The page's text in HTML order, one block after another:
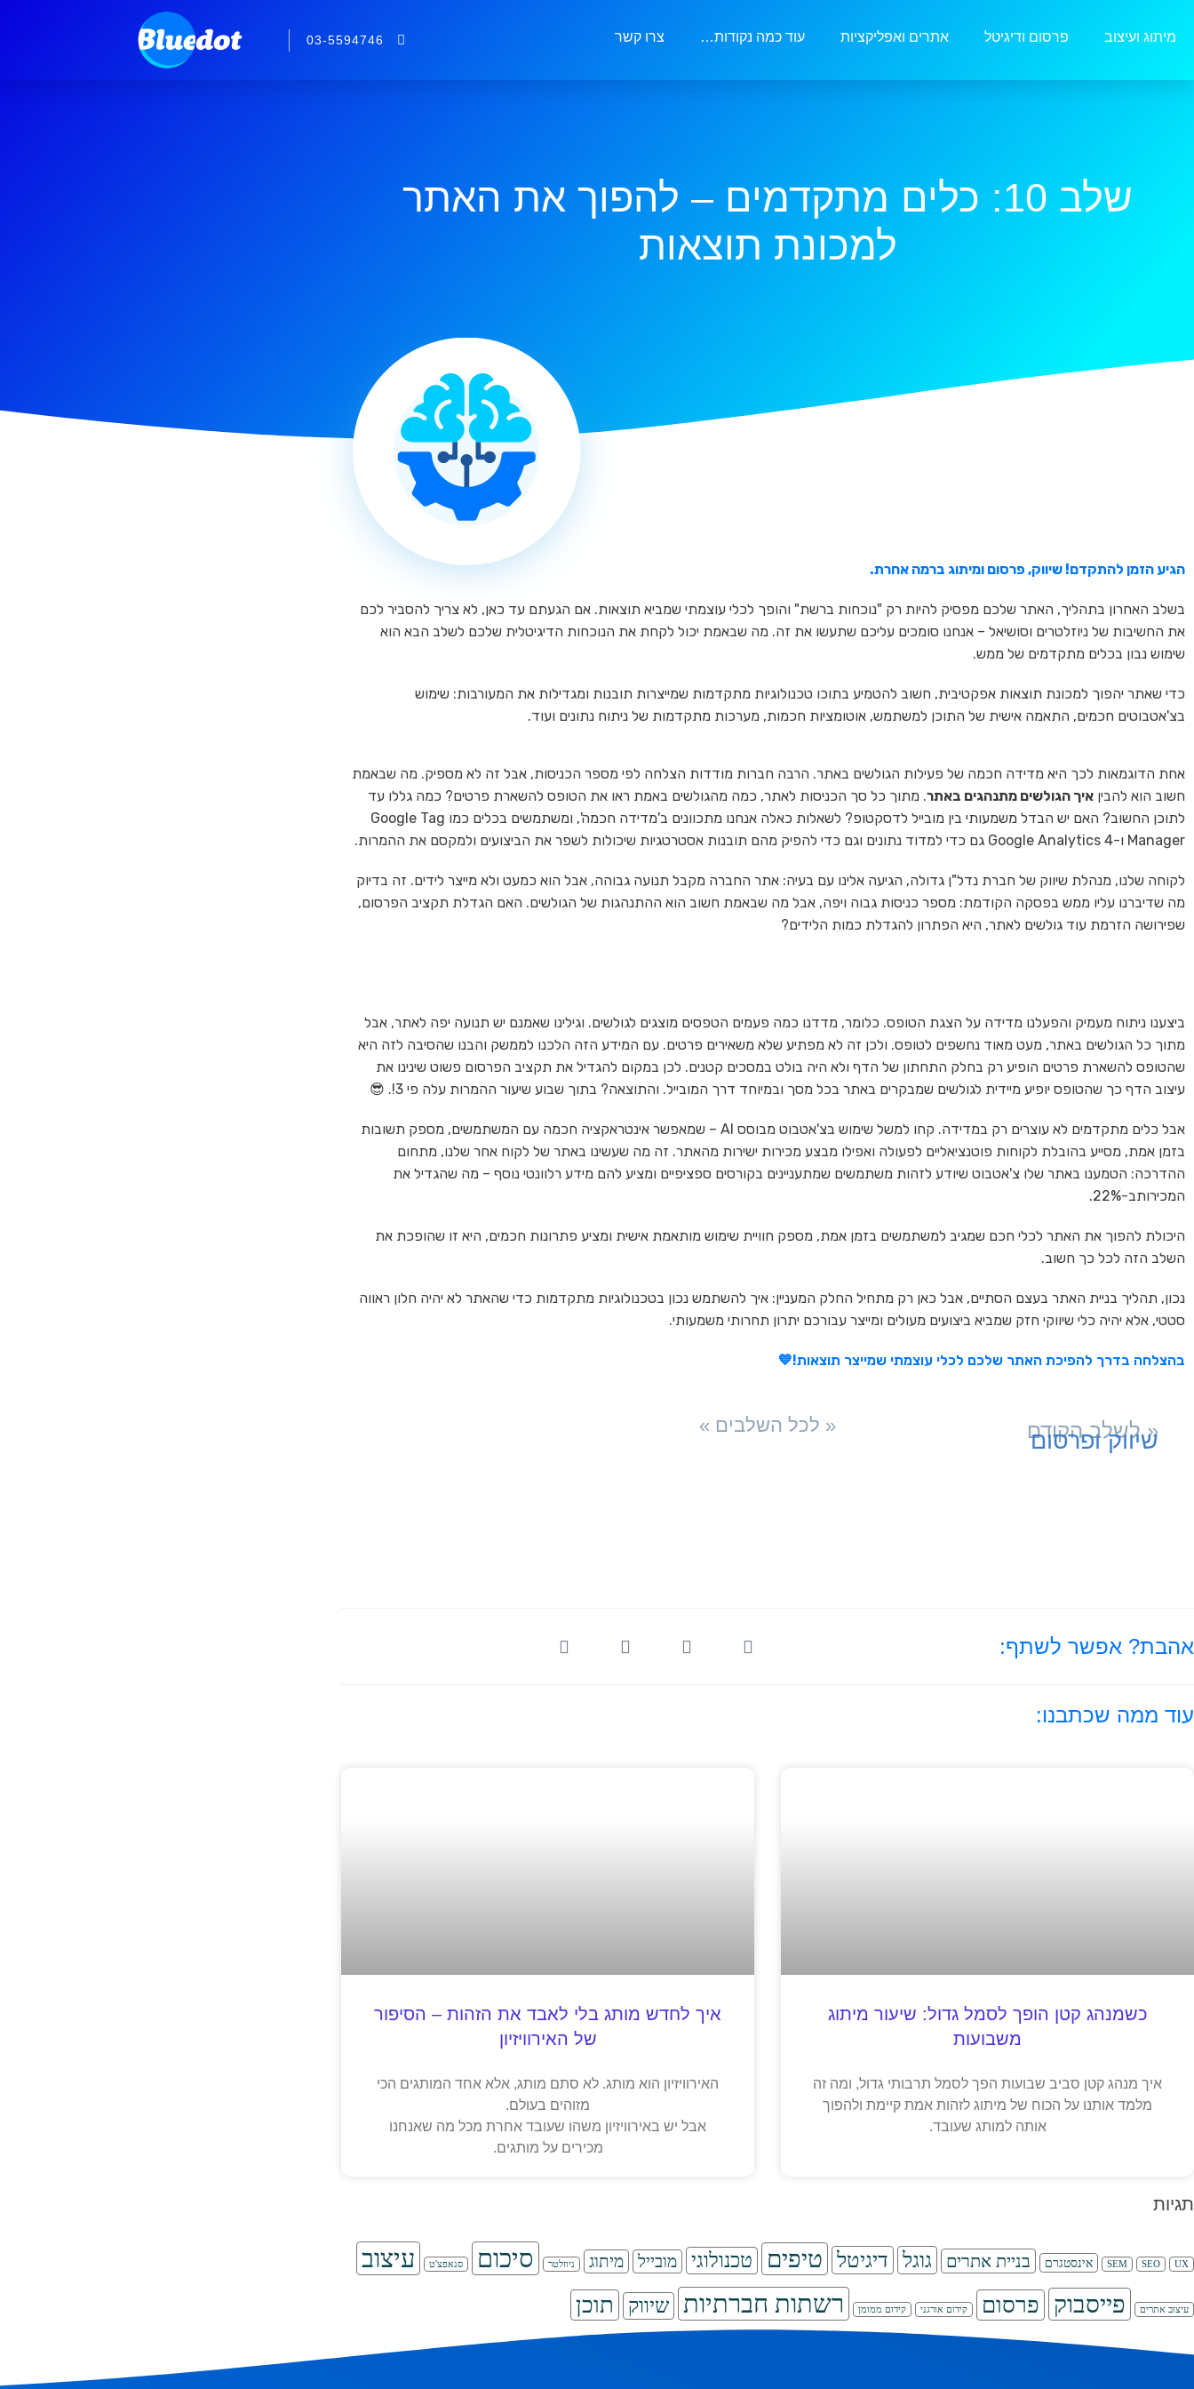
מיתוג ועיצוב פרסום ודיגיטל אתרים ואפליקציות עוד כמה נקודות… צרו קשר 03-5594746
שלב 10: כלים מתקדמים – להפוך את האתר
למכונת תוצאות
הגיע הזמן להתקדם! שיווק, פרסום ומיתוג ברמה אחרת.
בשלב האחרון בתהליך, האתר שלכם מפסיק להיות רק "נוכחות ברשת" והופך לכלי עוצמתי שמביא תוצאות. אם הגעתם עד כאן, לא צריך להסביר לכם
את החשיבות של ניוזלטרים וסושיאל – אנחנו סומכים עליכם שתעשו את זה. מה שבאמת יכול לקחת את הנוכחות הדיגיטלית שלכם לשלב הבא הוא
שימוש נבון בכלים מתקדמים של ממש.
כדי שאתר יהפוך למכונת תוצאות אפקטיבית, חשוב להטמיע בתוכו טכנולוגיות מתקדמות שמייצרות תובנות ומגדילות את המעורבות: שימוש
בצ'אטבוטים חכמים, התאמה אישית של התוכן למשתמש, אוטומציות חכמות, מערכות מתקדמות של ניתוח נתונים ועוד.
אחת הדוגמאות לכך היא מדידה חכמה של פעילות הגולשים באתר. הרבה חברות מודדות הצלחה לפי מספר הכניסות, אבל זה לא מספיק. מה שבאמת
חשוב הוא להבין איך הגולשים מתנהגים באתר. מתוך כל סך הכניסות לאתר, כמה מהגולשים באמת ראו את הטופס להשארת פרטים? כמה גללו עד
לתוכן החשוב? האם יש הבדל משמעותי בין מובייל לדסקטופ? לשאלות כאלה אנחנו מתכוונים ב'מדידה חכמה', ומשתמשים בכלים כמו Google Tag
Manager ו-Google Analytics 4 גם כדי למדוד נתונים וגם כדי להפיק מהם תובנות אסטרטגיות שיכולות לשפר את הביצועים ולמקסם את ההמרות.
לקוחה שלנו, מנהלת שיווק של חברת נדל"ן גדולה, הגיעה אלינו עם בעיה: אתר החברה מקבל תנועה גבוהה, אבל הוא כמעט ולא מייצר לידים. זה בדיוק
מה שדיברנו עליו ממש בפסקה הקודמת: מספר כניסות גבוה ויפה, אבל מה שבאמת חשוב הוא ההתנהגות של הגולשים. האם הגדלת תקציב הפרסום,
שפירושה הזרמת עוד גולשים לאתר, היא הפתרון להגדלת כמות הלידים?
ביצענו ניתוח מעמיק והפעלנו מדידה על הצגת הטופס. כלומר, מדדנו כמה פעמים הטפסים מוצגים לגולשים. וגילינו שאמנם יש תנועה יפה לאתר, אבל
מתוך כל הגולשים באתר, מעט מאוד נחשפים לטופס. ולכן זה לא מפתיע שלא משאירים פרטים. עם המידע הזה הלכנו לממשק והבנו שהסיבה לזה היא
שהטופס להשארת פרטים הופיע רק בחלק התחתון של הדף ולא היה בולט במסכים קטנים. לכן במקום להגדיל את תקציב הפרסום פשוט שינינו את
עיצוב הדף כך שהטופס יופיע מיידית לגולשים שמבקרים באתר בכל מסך ובמיוחד דרך המובייל. והתוצאה? בתוך שבוע שיעור ההמרות עלה פי 3!. 😎
אבל כלים מתקדמים לא עוצרים רק במדידה. קחו למשל שימוש בצ'אטבוט מבוסס AI – שמאפשר אינטראקציה חכמה עם המשתמשים, מספק תשובות
בזמן אמת, מסייע בהובלת לקוחות פוטנציאליים לפעולה ואפילו מבצע מכירות ישירות מהאתר. זה מה שעשינו באתר של לקוח אחר שלנו, מתחום
ההדרכה: הטמענו באתר שלו צ'אטבוט שיודע לזהות משתמשים שמתעניינים בקורסים ספציפיים ומציע להם מידע רלוונטי נוסף – מה שהגדיל את
המכירותב-22%.
היכולת להפוך את האתר לכלי חכם שמגיב למשתמשים בזמן אמת, מספק חוויית שימוש מותאמת אישית ומציע פתרונות חכמים, היא זו שהופכת את
השלב הזה לכל כך חשוב.
נכון, תהליך בניית האתר בעצם הסתיים, אבל כאן רק מתחיל החלק המעניין: איך להשתמש נכון בטכנולוגיות מתקדמות כדי שהאתר לא יהיה חלון ראווה
סטטי, אלא יהיה כלי שיווקי חזק שמביא ביצועים מעולים ומייצר עבורכם יתרון תחרותי משמעותי.
בהצלחה בדרך להפיכת האתר שלכם לכלי עוצמתי שמייצר תוצאות!💙
« לשלב הקודם
שיווק ופרסום
« לכל השלבים »
אהבת? אפשר לשתף:
עוד ממה שכתבנו:
כשמנהג קטן הופך לסמל גדול: שיעור מיתוג
משבועות
איך מנהג קטן סביב שבועות הפך לסמל תרבותי גדול, ומה זה
מלמד אותנו על הכוח של מיתוג לזהות אמת קיימת ולהפוך
אותה למותג שעובד.
איך לחדש מותג בלי לאבד את הזהות – הסיפור
של האירוויזיון
האירוויזיון הוא מותג. לא סתם מותג, אלא אחד המותגים הכי
מזוהים בעולם.
אבל יש באירוויזיון משהו שעובד אחרת מכל מה שאנחנו
מכירים על מותגים.
תגיות
SEM SEO UX אינסטגרם בניית אתרים גוגל דיגיטל טיפים טכנולוגי מובייל מיתוג ניוזלטר סיכום סנאפצ'ט עיצוב
עיצוב אתרים פייסבוק פרסום קידום אורגני קידום ממומן רשתות חברתיות שיווק תוכן